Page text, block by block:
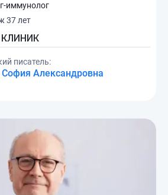
иммунолог
37 лет
КЛИНИК
писатель:
Александровна